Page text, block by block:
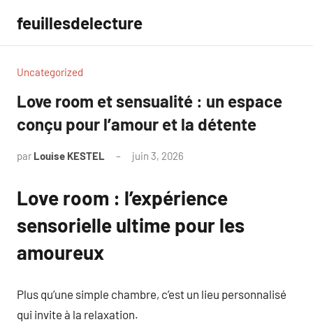
contenu
feuillesdelecture
Uncategorized
Love room et sensualité : un espace
conçu pour l’amour et la détente
par Louise KESTEL juin 3, 2026
Love room : l’expérience
sensorielle ultime pour les
amoureux
Plus qu’une simple chambre, c’est un lieu personnalisé
qui invite à la relaxation.